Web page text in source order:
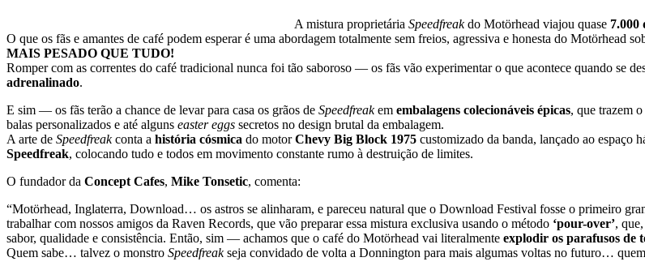
A mistura proprietária Speedfreakdo Motörhead viajou quase 7.000
O que os fãs e amantes de café podem esperar é uma abordagem totalmente sem freios, agressiva e honesta do Motörhead
MAIS PESADO QUE TUDO!
Romper com as correntes do café tradicional nunca foi tão saboroso — os fãs vão experimentar o que acontece quando se
adrenalinado.
E sim — os fãs terão a chance de levar para casa os grãos de Speedfreakem embalagens colecionáveis épicas, que trazem
balas personalizados e até alguns easter eggs secretos no design brutal da embalagem.
A arte de Speedfreakconta a história cósmica do motorChevy Big Block 1975 customizado da banda, lançado ao espaço
Speedfreak, colocando tudo e todos em movimento constante rumo à destruição de limites.
O fundador da Concept Cafes, Mike Tonsetic, comenta:
“Motörhead, Inglaterra, Download… os astros se alinharam, e pareceu natural que o Download Festival fosse o primeiro
trabalhar com nossos amigos da Raven Records, que vão preparar essa mistura exclusiva usando o método ‘pour-over’,
sabor, qualidade e consistência. Então, sim — achamos que o café do Motörhead vai literalmente explodir os parafusos de
Quem sabe… talvez o monstro Speedfreakseja convidado de volta a Donnington para mais algumas voltas no futuro…